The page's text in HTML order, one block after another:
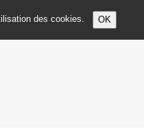
des cookies. OK